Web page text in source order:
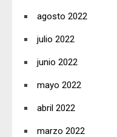
agosto 2022
julio 2022
junio 2022
mayo 2022
abril 2022
marzo 2022